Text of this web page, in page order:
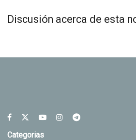
Discusión acerca de esta
Categorias